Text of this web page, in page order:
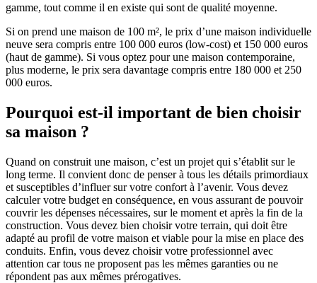
gamme, tout comme il en existe qui sont de qualité moyenne.
Si on prend une maison de 100 m², le prix d’une maison individuelle
neuve sera compris entre 100 000 euros (low-cost) et 150 000 euros
(haut de gamme). Si vous optez pour une maison contemporaine,
plus moderne, le prix sera davantage compris entre 180 000 et 250
000 euros.
Pourquoi est-il important de bien choisir
sa maison ?
Quand on construit une maison, c’est un projet qui s’établit sur le
long terme. Il convient donc de penser à tous les détails primordiaux
et susceptibles d’influer sur votre confort à l’avenir. Vous devez
calculer votre budget en conséquence, en vous assurant de pouvoir
couvrir les dépenses nécessaires, sur le moment et après la fin de la
construction. Vous devez bien choisir votre terrain, qui doit être
adapté au profil de votre maison et viable pour la mise en place des
conduits. Enfin, vous devez choisir votre professionnel avec
attention car tous ne proposent pas les mêmes garanties ou ne
répondent pas aux mêmes prérogatives.